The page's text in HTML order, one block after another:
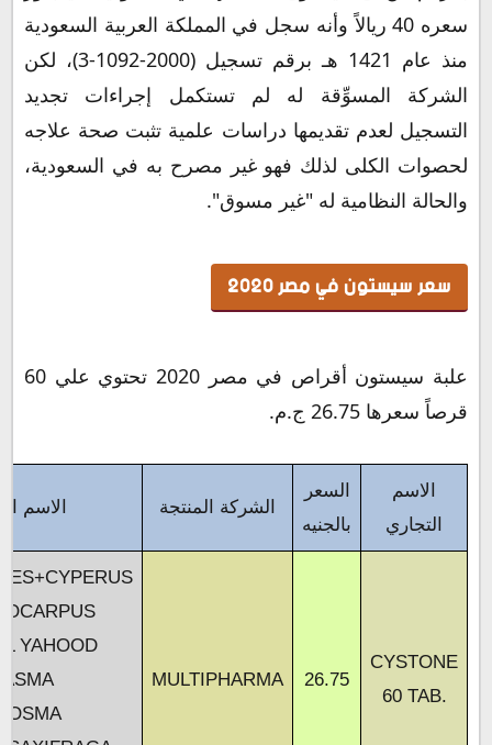
سعره 40 ريالاً وأنه سجل في المملكة العربية السعودية
منذ عام 1421 هـ برقم تسجيل (2000-1092-3)، لكن
الشركة المسوِّقة له لم تستكمل إجراءات تجديد
التسجيل لعدم تقديمها دراسات علمية تثبت صحة علاجه
لحصوات الكلى لذلك فهو غير مصرح به في السعودية،
والحالة النظامية له "غير مسوق".
سعر سيستون في مصر 2020
علبة سيستون أقراص في مصر 2020 تحتوي علي 60
قرصاً سعرها 26.75 ج.م.
الاسم
التجاري
السعر
بالجنيه
الشركة المنتجة الاسم
CYSTONE
60 TAB.
26.75
MULTIPHARMA
YAHOOD